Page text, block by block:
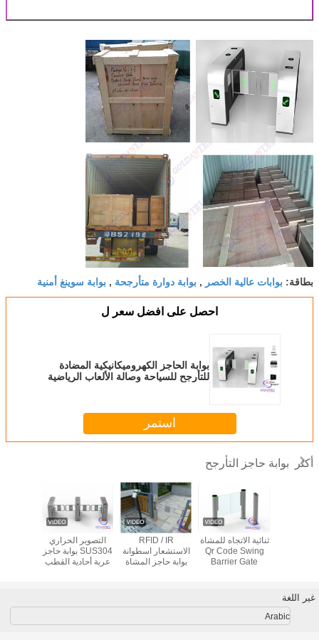
بطاقة: بوابات عالية الخصر , بوابة دوارة متأرجحة , بوابة سوينغ أمنية
احصل على افضل سعر ل
بوابة الحاجز الكهروميكانيكية المضادة
للتأرجح للسياحة وصالة الألعاب الرياضية
استمر
أكثر بوابة حاجز التأرجح
التصوير الحراري
SUS304 بوابة حاجز
عربة أحادية القطب
RFID / IR
الاستشعار اسطوانة
بوابة حاجز المشاة
ثنائية الاتجاه للمشاة
Qr Code Swing
Barrier Gate
غير اللغة
Arabic